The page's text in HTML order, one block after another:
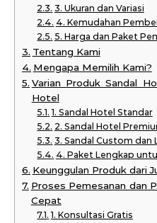
3. Ukuran dan Variasi
4. Kemudahan
5. Harga dan Paket
Tentang Kami
Mengapa Memilih Kami?
Varian Produk Sandal
Hotel
1. Sandal Hotel Standar
2. Sandal Hotel
3. Sandal Custom dan
4. Paket Lengkap
Keunggulan Produk dari
Proses Pemesanan dan
Cepat
1. Konsultasi Gratis